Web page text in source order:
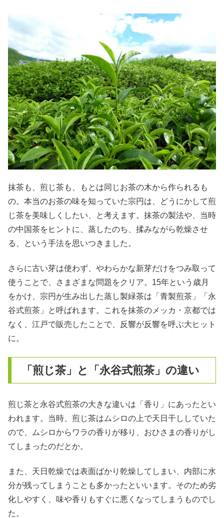
抹茶も、煎じ茶も、もとは同じお茶の木から作られるも
の。本当のお茶の味を知っていた宗円は、どうにかして煎
じ茶を美味しくしたい、と考えます。抹茶の製法や、当時
の中国茶をヒントに、蒸したのち、揉みながら乾燥させ
る、という手法を思いつきました。
さらに古い芽は使わず、やわらかな新芽だけをつみ取って
使うことで、さまざまな問題をクリア。15年という歳月
をかけ、宗円が生み出した蒸し製緑茶は「青製煎茶」「永
谷式煎茶」と呼ばれます。これを抹茶のメッカ・京都では
なく、江戸で販売したことで、反響が反響を呼ぶ大ヒット
に。
「煎じ茶」と「永谷式煎茶」の違い
煎じ茶と永谷式煎茶の大きな違いは「香り」にあったとい
われます。当時、煎じ茶はムシロの上で天日干ししていた
ので、ムシロからワラの香りが移り、おひさまの香りがし
てしまったのだとか。
また、天日乾燥では表面ばかり乾燥してしまい、内部に水
分が残ってしまうことも多かったといいます。そのため劣
化しやすく、味や香りもすぐに悪くなってしまうものでし
た。